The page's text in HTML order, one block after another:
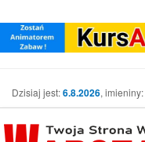
Dzisiaj jest:6.8.2026, imieniny: